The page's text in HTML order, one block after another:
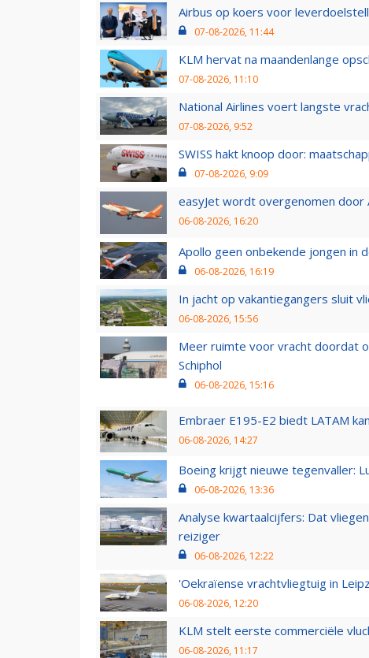
Airbus op koers voor
07-08-2026, 11:44
KLM hervat na maandenlange
07-08-2026, 11:10
National Airlines voert langste
07-08-2026, 9:52
SWISS hakt knoop door:
07-08-2026, 9:09
easyJet wordt overgenomen door
06-08-2026, 16:20
Apollo geen onbekende jongen in
06-08-2026, 16:19
In jacht op vakantiegangers sluit
06-08-2026, 15:56
Meer ruimte voor vracht doordat
Schiphol
06-08-2026, 15:16
Embraer E195-E2 biedt LATAM
06-08-2026, 14:27
Boeing krijgt nieuwe tegenvaller:
06-08-2026, 13:36
Analyse kwartaalcijfers: Dat
reiziger
06-08-2026, 12:22
'Oekraïense vrachtvliegtuig in
06-08-2026, 12:20
KLM stelt eerste commerciële
06-08-2026, 11:17